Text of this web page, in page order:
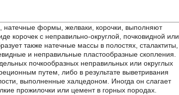
натечные формы, желваки, корочки, выполняют
корочек с неправильно-округлой, почковидной или
также натечные массы в полостях, сталактиты,
и неправильные пластообразные скопления.
почкообразных неправильных или округлых
путем, либо в результате выветривания
выполненные халцедоном. Иногда он слагает
прожилочки или цемент в горных породах.